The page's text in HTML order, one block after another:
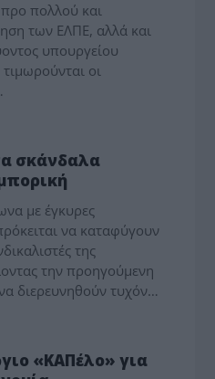
προ πολλού και
των ΕΛΠΕ, αλλά και
υπουργείου
οι
σκάνδαλα
με έγκυρες
να καταφύγουν
της
την προηγούμενη
διερευνηθούν τυχόν…
«ΚΑΠέλο» για